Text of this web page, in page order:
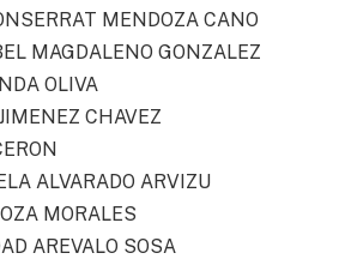
MENDOZA CANO
MAGDALENO GONZALEZ
OLIVA
CHAVEZ
ALVARADO ARVIZU
MORALES
AREVALO SOSA